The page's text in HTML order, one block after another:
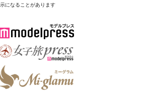
になることがあります